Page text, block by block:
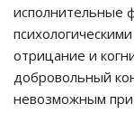
исполнительные
отрицание и
добровольный
невозможным при